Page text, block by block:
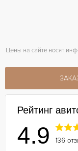
Цены на сайте носят
Рейтинг
4.9 136